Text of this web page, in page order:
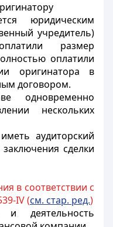
юридическим
учредитель)
размер
оплатили
оригинатора в
договором.
одновременно
нескольких
аудиторский
сделки
в соответствии с
IV (см. стар. ред.)
деятельность